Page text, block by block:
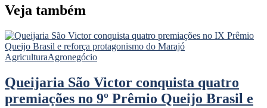
Veja também
AgriculturaAgronegócio
Queijaria São Victor conquista quatro
premiações no 9º Prêmio Queijo Brasil e